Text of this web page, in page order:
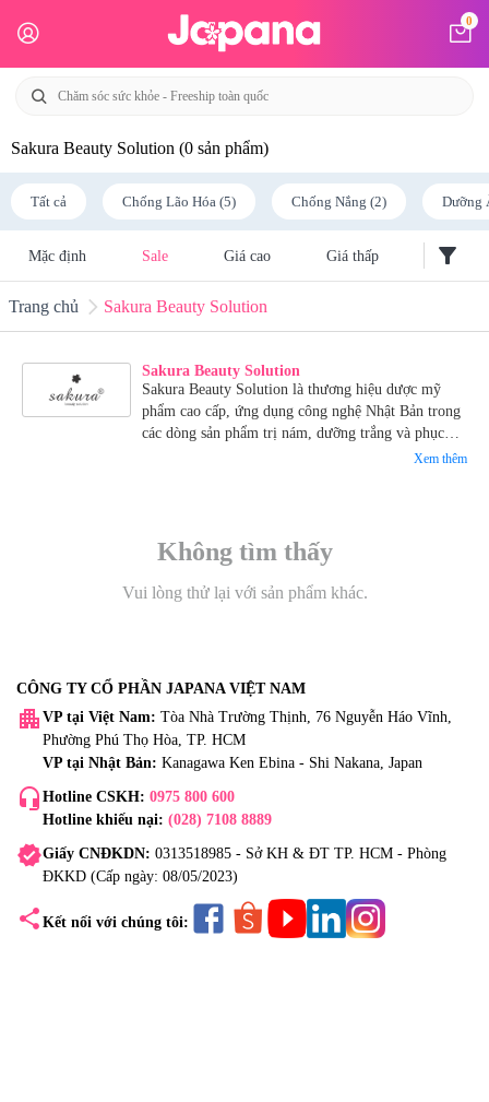
0
Sakura Beauty Solution (0 sản phẩm)
Tất cả Chống Lão Hóa (5) Chống Nắng (2) Dưỡng
Mặc định Sale Giá cao Giá thấp filter_alt
Trang chủ Sakura Beauty Solution
Sakura Beauty Solution
Sakura Beauty Solution là thương hiệu dược mỹ
phẩm cao cấp, ứng dụng công nghệ Nhật Bản trong
các dòng sản phẩm trị nám, dưỡng trắng và phục
hồi da. Thành phần an toàn, hiệu quả rõ rệt, được
Xem thêm
Không tìm thấy
Vui lòng thử lại với sản phẩm khác.
CÔNG TY CỔ PHẦN JAPANA VIỆT NAM
apartment VP tại Việt Nam: Tòa Nhà Trường Thịnh, 76 Nguyễn Háo Vĩnh,
Phường Phú Thọ Hòa, TP. HCM
VP tại Nhật Bản: Kanagawa Ken Ebina - Shi Nakana, Japan
headset_mic Hotline CSKH: 0975 800 600
Hotline khiếu nại: (028) 7108 8889
verifiedGiấy CNĐKDN: 0313518985 - Sở KH & ĐT TP. HCM - Phòng
ĐKKD (Cấp ngày: 08/05/2023)
share Kết nối với chúng tôi: